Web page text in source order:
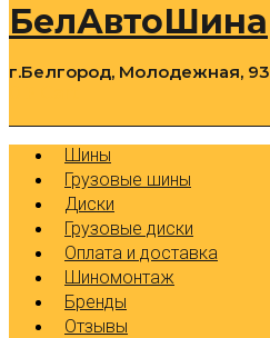
БелАвтоШина
г.Белгород, Молодежная, 93
Шины
Грузовые шины
Диски
Грузовые диски
Оплата и доставка
Шиномонтаж
Бренды
Отзывы